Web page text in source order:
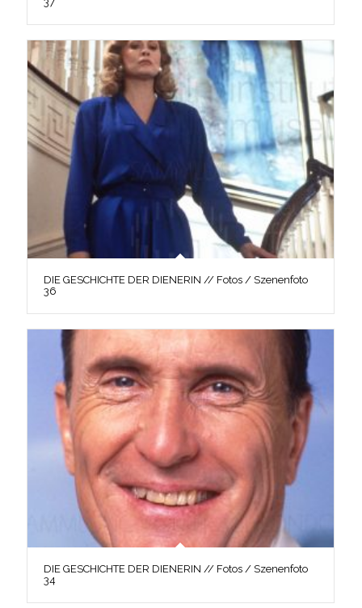
DIE GESCHICHTE DER DIENERIN // Fotos / Szenenfoto
36
DIE GESCHICHTE DER DIENERIN // Fotos / Szenenfoto
34